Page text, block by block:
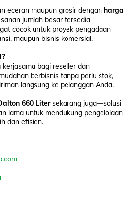
eceran maupun grosir dengan harga
jumlah besar tersedia
cocok untuk proyek pengadaan
maupun bisnis komersial.
kerjasama bagi reseller dan
berbisnis tanpa perlu stok,
langsung ke pelanggan Anda.
660 Litersekarang juga—solusi
lama untuk mendukung pengelolaan
dan efisien.